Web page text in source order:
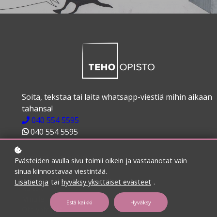
Soita, tekstaa tai laita whatsapp-viestiä mihin aikaan
tahansa!
040 554 5595
040 554 5595
Navigoi eteenpäin:
Kurssit
Ota yhteyttä
Evästeiden avulla sivu toimii oikein ja vastaanotat vain
sinua kiinnostavaa viestintää.
Lisätietoja tai hyväksy yksittäiset evästeet .
Estä kaikki Hyväksy